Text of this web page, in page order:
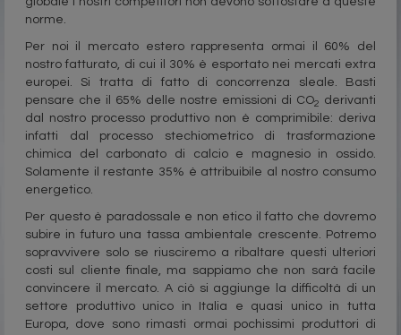
norme.
Per noi il mercato estero rappresenta ormai il 60% del
nostro fatturato, di cui il 30% è esportato nei mercati extra
europei. Si tratta di fatto di concorrenza sleale. Basti
pensare che il 65% delle nostre emissioni di CO2
derivanti
dal nostro processo produttivo non è comprimibile: deriva
infatti dal processo stechiometrico di trasformazione
chimica del carbonato di calcio e magnesio in ossido.
Solamente il restante 35% è attribuibile al nostro consumo
energetico.
Per questo è paradossale e non etico il fatto che dovremo
subire in futuro una tassa ambientale crescente. Potremo
sopravvivere solo se riusciremo a ribaltare questi ulteriori
costi sul cliente finale, ma sappiamo che non sarà facile
convincere il mercato. A ciò si aggiunge la difficoltà di un
settore produttivo unico in Italia e quasi unico in tutta
Europa, dove sono rimasti ormai pochissimi produttori di